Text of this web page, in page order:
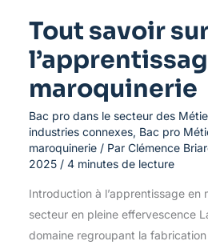
Tout savoir
maroquinerie
Bac pro dans le secteur des
industries connexes, Bac pro
maroquinerie/ Par Clémence
2025 / 4 minutes de lecture
Introduction à l’apprentissage en
secteur en pleine effervescence
domaine regroupant la fabrication